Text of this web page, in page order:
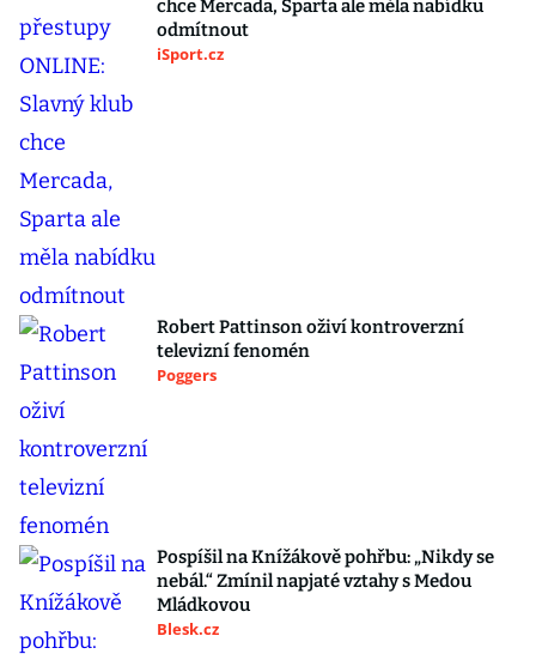
chce Mercada, Sparta ale měla nabídku
odmítnout
iSport.cz
Robert Pattinson oživí kontroverzní
televizní fenomén
Poggers
Pospíšil na Knížákově pohřbu: „Nikdy se
nebál.“ Zmínil napjaté vztahy s Medou
Mládkovou
Blesk.cz